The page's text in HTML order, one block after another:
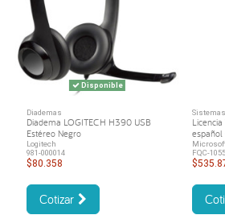
Disponible
Diademas
Diadema LOGITECH H390 USB
Estéreo Negro
Logitech
981-000014
$80.358
Cotizar
español
FQC-